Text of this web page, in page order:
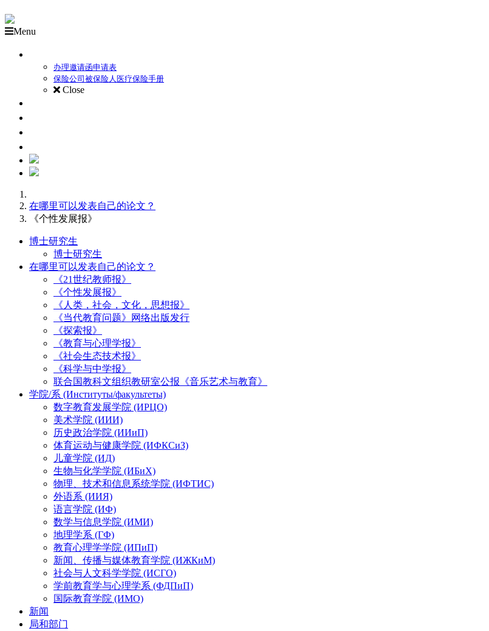
Menu
办理邀请函申请表
保险公司被保险人医疗保险手册
Close
在哪里可以发表自己的论文？
《个性发展报》
博士研究生
博士研究生
在哪里可以发表自己的论文？
《21世纪教师报》
《个性发展报》
《人类，社会，文化，思想报》
《当代教育问题》网络出版发行
《探索报》
《教育与心理学报》
《社会生态技术报》
《科学与中学报》
联合国教科文组织教研室公报《音乐艺术与教育》
学院/系 (Институты/факультеты)
数字教育发展学院 (ИРЦО)
美术学院 (ИИИ)
历史政治学院 (ИИиП)
体育运动与健康学院 (ИФКСиЗ)
儿童学院 (ИД)
生物与化学学院 (ИБиХ)
物理、技术和信息系统学院 (ИФТИС)
外语系 (ИИЯ)
语言学院 (ИФ)
数学与信息学院 (ИМИ)
地理学系 (ГФ)
教育心理学学院 (ИПиП)
新闻、传播与媒体教育学院 (ИЖКиМ)
社会与人文科学学院 (ИСГО)
学前教育学与心理学系 (ФДПиП)
国际教育学院 (ИМО)
新闻
局和部门